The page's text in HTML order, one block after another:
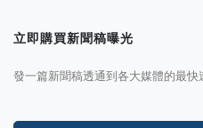
立即購買新聞稿曝光
發一篇新聞稿透通到各大媒體的最快